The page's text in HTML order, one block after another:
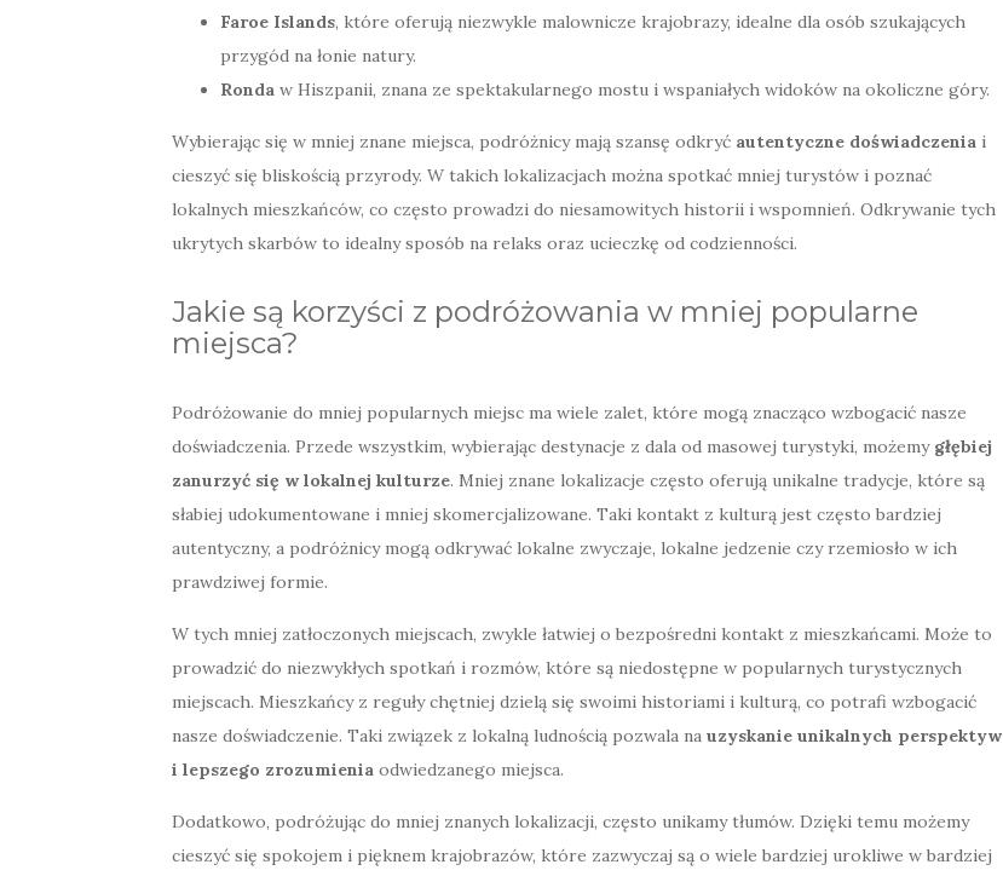
Faroe Islands, które oferują niezwykle malownicze krajobrazy, idealne dla osób szukających
przygód na łonie natury.
Ronda w Hiszpanii, znana ze spektakularnego mostu i wspaniałych widoków na okoliczne góry.
Wybierając się w mniej znane miejsca, podróżnicy mają szansę odkryć autentyczne doświadczenia i
cieszyć się bliskością przyrody. W takich lokalizacjach można spotkać mniej turystów i poznać
lokalnych mieszkańców, co często prowadzi do niesamowitych historii i wspomnień. Odkrywanie tych
ukrytych skarbów to idealny sposób na relaks oraz ucieczkę od codzienności.
Jakie są korzyści z podróżowania w mniej popularne
miejsca?
Podróżowanie do mniej popularnych miejsc ma wiele zalet, które mogą znacząco wzbogacić nasze
doświadczenia. Przede wszystkim, wybierając destynacje z dala od masowej turystyki, możemy głębiej
zanurzyć się w lokalnej kulturze. Mniej znane lokalizacje często oferują unikalne tradycje, które są
słabiej udokumentowane i mniej skomercjalizowane. Taki kontakt z kulturą jest często bardziej
autentyczny, a podróżnicy mogą odkrywać lokalne zwyczaje, lokalne jedzenie czy rzemiosło w ich
prawdziwej formie.
W tych mniej zatłoczonych miejscach, zwykle łatwiej o bezpośredni kontakt z mieszkańcami. Może to
prowadzić do niezwykłych spotkań i rozmów, które są niedostępne w popularnych turystycznych
miejscach. Mieszkańcy z reguły chętniej dzielą się swoimi historiami i kulturą, co potrafi wzbogacić
nasze doświadczenie. Taki związek z lokalną ludnością pozwala na uzyskanie unikalnych perspektyw
i lepszego zrozumienia odwiedzanego miejsca.
Dodatkowo, podróżując do mniej znanych lokalizacji, często unikamy tłumów. Dzięki temu możemy
cieszyć się spokojem i pięknem krajobrazów, które zazwyczaj są o wiele bardziej urokliwe w bardziej